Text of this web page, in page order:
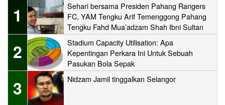
1
Sehari bersama Presiden Pahang Rangers
FC, YAM Tengku Arif Temenggong Pahang
Tengku Fahd Mua’adzam Shah Ibni Sultan
Haji Ahmad Shah
2
Stadium Capacity Utilisation: Apa
Kepentingan Perkara Ini Untuk Sebuah
Pasukan Bola Sepak
3 Nidzam Jamil tinggalkan Selangor